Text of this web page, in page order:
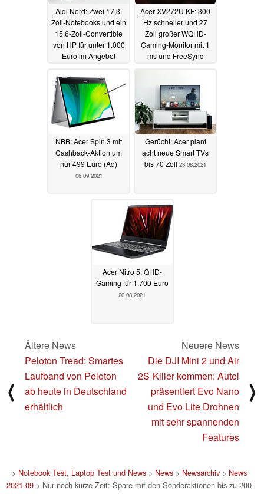
Aldi Nord: Zwei 17,3-
Zoll-Notebooks und ein
15,6-Zoll-Convertible
von HP für unter 1.000
Euro im Angebot
Acer XV272U KF: 300
Hz schneller und 27
Zoll großer WQHD-
Gaming-Monitor mit 1
ms und FreeSync
NBB: Acer Spin 3 mit
Cashback-Aktion um
nur 499 Euro (Ad)
06.09.2021
Gerücht: Acer plant
acht neue Smart TVs
bis 70 Zoll 23.08.2021
Acer Nitro 5: QHD-
Gaming für 1.700 Euro
20.08.2021
⟨
Ältere News
Peloton Tread: Smartes
Laufband von Peloton
ab heute in Deutschland
erhältlich
Neuere News
Die DJI Mini 2 und Air
2S-Killer kommen: Autel
präsentiert Evo Nano
und Evo Lite Drohnen
mit sehr spannenden
Features
⟩
> Notebook Test, Laptop Test und News> News> Newsarchiv> News
2021-09 > Nur noch kurze Zeit: Spare mit den Sonderaktionen bis zu 200